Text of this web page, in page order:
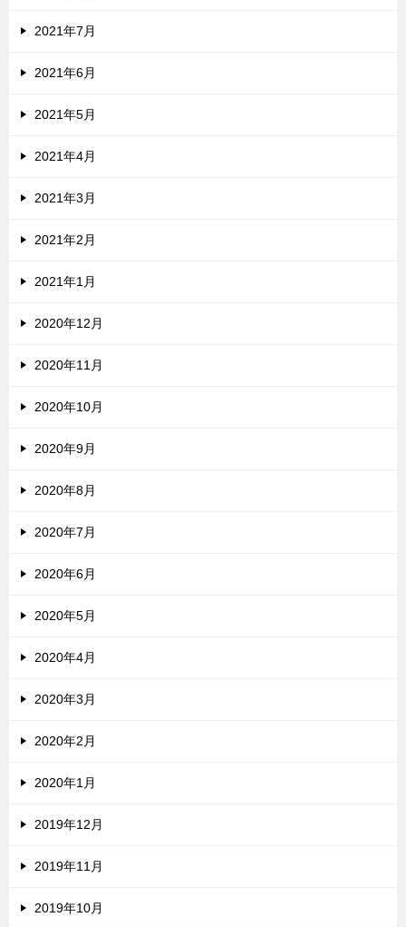
2021年7月
2021年6月
2021年5月
2021年4月
2021年3月
2021年2月
2021年1月
2020年12月
2020年11月
2020年10月
2020年9月
2020年8月
2020年7月
2020年6月
2020年5月
2020年4月
2020年3月
2020年2月
2020年1月
2019年12月
2019年11月
2019年10月